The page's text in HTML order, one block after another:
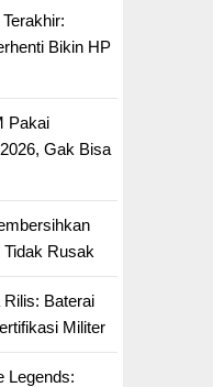
Bikin HP
Pakai
Gak Bisa
Rusak
Baterai
Militer
Legends: